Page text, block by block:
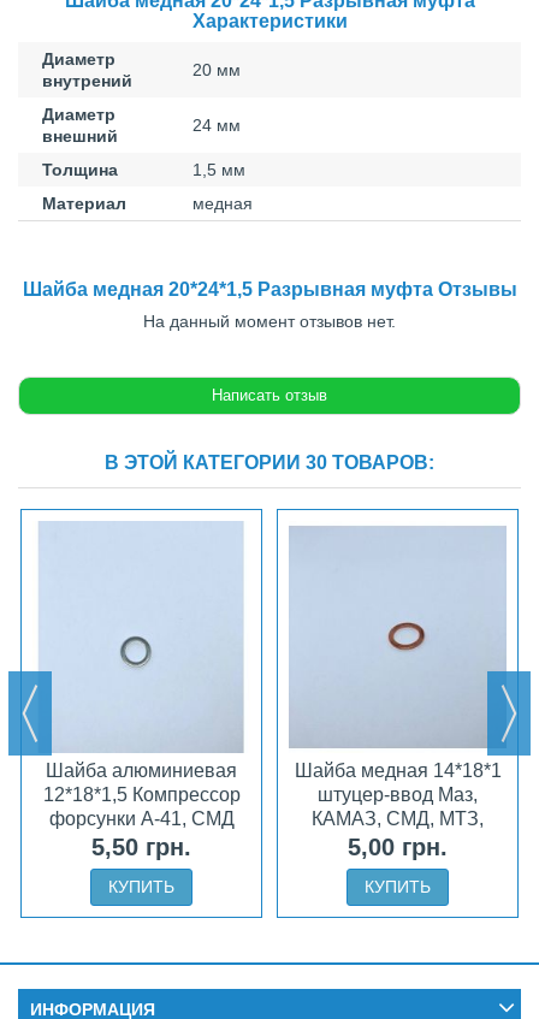
Характеристики
Диаметр
внутрений
20 мм
Диаметр
внешний
24 мм
Толщина
1,5 мм
Материал
медная
Шайба медная 20*24*1,5 Разрывная муфта Отзывы
На данный момент отзывов нет.
В ЭТОЙ КАТЕГОРИИ 30 ТОВАРОВ:
Шайба алюминиевая
12*18*1,5 Компрессор
форсунки А-41, СМД
5,50 грн.
КУПИТЬ
Шайба медная 14*18*1
штуцер-ввод Маз,
КАМАЗ, СМД, МТЗ,
ЮМЗ
5,00 грн.
КУПИТЬ
ИНФОРМАЦИЯ